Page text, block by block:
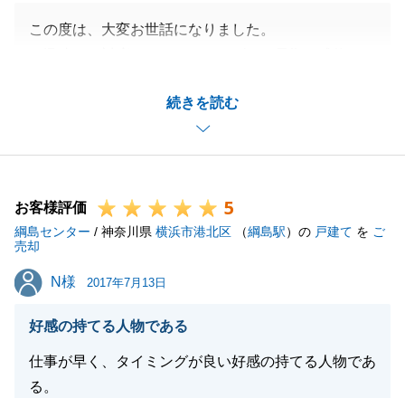
続きを読む
この度は、大変お世話になりました。
今後、都内でお探しされたりする場合は、お気軽にお
今後とも宜しくお願い致します。
閉じる
お客様評価 5
綱島センター / 神奈川県 横浜市港北区 （綱島駅）の 戸建て を ご
売却
N様
N様 2017年7月13日
好感の持てる人物である
仕事が早く、タイミングが良い好感の持てる人物であ
る。